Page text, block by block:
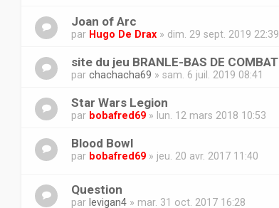
Joan of Arc
par Hugo De Drax » dim. 29 sept. 2019 22:39
site du jeu BRANLE-BAS DE COMBAT
par chachacha69 » sam. 6 juil. 2019 08:41
Star Wars Legion
par bobafred69 » lun. 12 mars 2018 10:53
Blood Bowl
par bobafred69 » jeu. 20 avr. 2017 11:40
Question
par levigan4 » mar. 31 oct. 2017 16:28